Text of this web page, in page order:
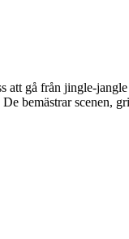
gå från jingle-
bemästrar scenen,